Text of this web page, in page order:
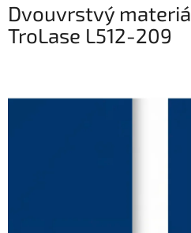
Dvouvrstvý
TroLase L512-209